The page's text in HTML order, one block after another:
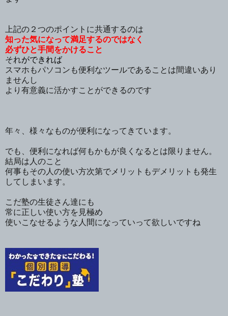
上記の２つのポイントに共通するのは
知った気になって満足するのではなく
必ずひと手間をかけること
それができれば
スマホもパソコンも便利なツールであることは間違いあり
ませんし
より有意義に活かすことができるのです
年々、様々なものが便利になってきています。
でも、便利になれば何もかもが良くなるとは限りません。
結局は人のこと
何事もその人の使い方次第でメリットもデメリットも発生
してしまいます。
こだ塾の生徒さん達にも
常に正しい使い方を見極め
使いこなせるような人間になっていって欲しいですね